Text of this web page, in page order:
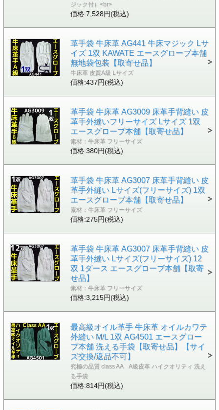
ジック付）<br>
価格:7,528円(税込)
革手袋 牛床革 AG441 牛床マジック Lサ
イズ 1双 KAWATE エースグローブ本舗
無地袋包装【取寄せ品】
牛床革 皮質A級 Lサイズ
価格:437円(税込)
革手袋 牛床革 AG3009 床革手背縫い 皮
革手外縫いフリーサイズ Lサイズ 1双
エースグローブ本舗【取寄せ品】
素材：牛床革 フリーサイズ
価格:380円(税込)
革手袋 牛床革 AG3007 床革手背縫い 皮
革手外縫い Lサイズ(フリーサイズ) 1双
エースグローブ本舗【取寄せ品】
素材：牛床革 フリーサイズ
価格:275円(税込)
革手袋 牛床革 AG3007 床革手背縫い 皮
革手外縫い Lサイズ(フリーサイズ) 12
双 1ダース エースグローブ本舗【取寄
せ品】
素材：牛床革 フリーサイズ
価格:3,215円(税込)
最高級オイル革手 牛床革 オイルカワテ
外縫い M/L 1双 AG4501 エースグロー
ブ本舗 洗える手袋【取寄せ品】【サイ
ズ交換/返品不可】
究極の品質 class AA A級皮革 ハイクオリティ 洗え
る手袋
価格:814円(税込)